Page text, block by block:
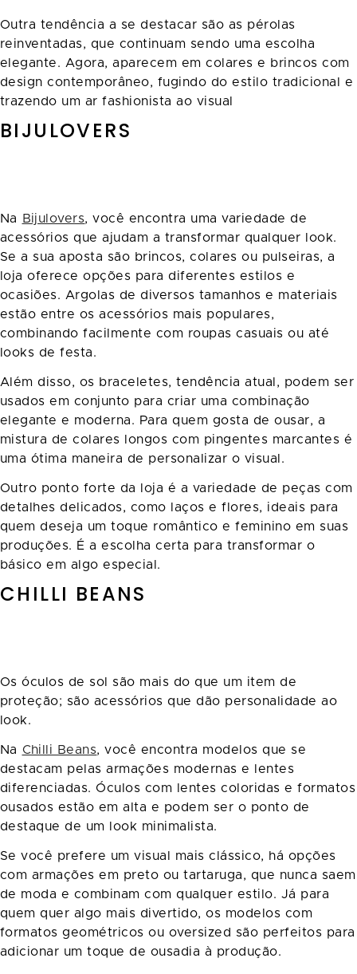
Outra tendência a se destacar são as pérolas
reinventadas, que continuam sendo uma escolha
elegante. Agora, aparecem em colares e brincos com
design contemporâneo, fugindo do estilo tradicional e
trazendo um ar fashionista ao visual
BIJULOVERS
Na Bijulovers, você encontra uma variedade de
acessórios que ajudam a transformar qualquer look.
Se a sua aposta são brincos, colares ou pulseiras, a
loja oferece opções para diferentes estilos e
ocasiões. Argolas de diversos tamanhos e materiais
estão entre os acessórios mais populares,
combinando facilmente com roupas casuais ou até
looks de festa.
Além disso, os braceletes, tendência atual, podem ser
usados em conjunto para criar uma combinação
elegante e moderna. Para quem gosta de ousar, a
mistura de colares longos com pingentes marcantes é
uma ótima maneira de personalizar o visual.
Outro ponto forte da loja é a variedade de peças com
detalhes delicados, como laços e flores, ideais para
quem deseja um toque romântico e feminino em suas
produções. É a escolha certa para transformar o
básico em algo especial.
CHILLI BEANS
Os óculos de sol são mais do que um item de
proteção; são acessórios que dão personalidade ao
look.
Na Chilli Beans, você encontra modelos que se
destacam pelas armações modernas e lentes
diferenciadas. Óculos com lentes coloridas e formatos
ousados estão em alta e podem ser o ponto de
destaque de um look minimalista.
Se você prefere um visual mais clássico, há opções
com armações em preto ou tartaruga, que nunca saem
de moda e combinam com qualquer estilo. Já para
quem quer algo mais divertido, os modelos com
formatos geométricos ou oversized são perfeitos para
adicionar um toque de ousadia à produção.